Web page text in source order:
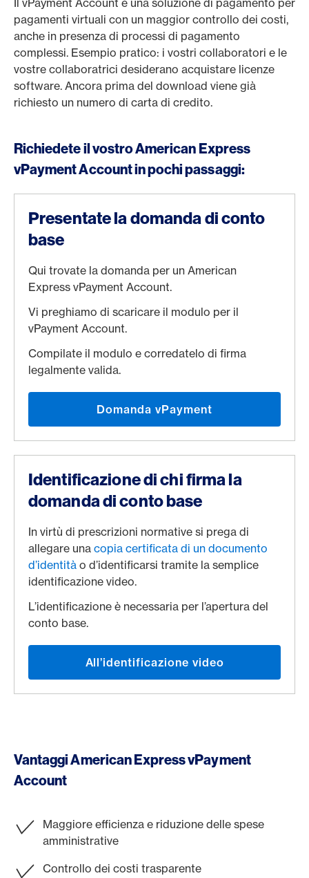
Il vPayment Account è una soluzione di pagamento per
pagamenti virtuali con un maggior controllo dei costi,
anche in presenza di processi di pagamento
complessi. Esempio pratico: i vostri collaboratori e le
vostre collaboratrici desiderano acquistare licenze
software. Ancora prima del download viene già
richiesto un numero di carta di credito.
Richiedete il vostro American Express
vPayment Account in pochi passaggi:
Presentate la domanda di conto
base
Qui trovate la domanda per un American
Express vPayment Account.
Vi preghiamo di scaricare il modulo per il
vPayment Account.
Compilate il modulo e corredatelo di firma
legalmente valida.
Domanda vPayment
Identificazione di chi firma la
domanda di conto base
In virtù di prescrizioni normative si prega di
allegare una copia certificata di un documento
d’identità o d’identificarsi tramite la semplice
identificazione video.
L’identificazione è necessaria per l’apertura del
conto base.
All’identificazione video
Vantaggi American Express vPayment
Account
Maggiore efficienza e riduzione delle spese
amministrative
Controllo dei costi trasparente